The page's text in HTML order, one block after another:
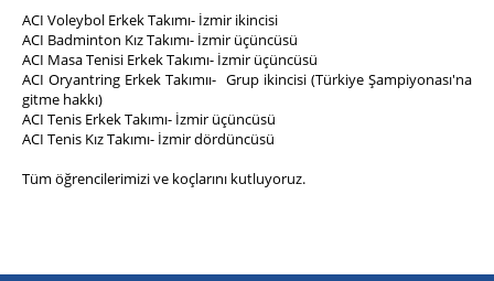
ACI Voleybol Erkek Takımı- İzmir ikincisi
ACI Badminton Kız Takımı- İzmir üçüncüsü
ACI Masa Tenisi Erkek Takımı- İzmir üçüncüsü
ACI Oryantring Erkek Takımıı- Grup ikincisi (Türkiye Şampiyonası'na
gitme hakkı)
ACI Tenis Erkek Takımı- İzmir üçüncüsü
ACI Tenis Kız Takımı- İzmir dördüncüsü
Tüm öğrencilerimizi ve koçlarını kutluyoruz.